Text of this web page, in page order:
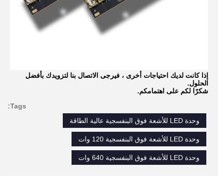
إذا كانت لديك احتياجات أخرى ، فيرجى الاتصال بنا لتزويدك بأفضل
الحلول.
شكرًا لكم على اهتمامكم.
Tags:
وحدة LED للأشعة فوق البنفسجية عالية الطاقة
وحدة LED للأشعة فوق البنفسجية 120 وات
وحدة LED للأشعة فوق البنفسجية 640 وات